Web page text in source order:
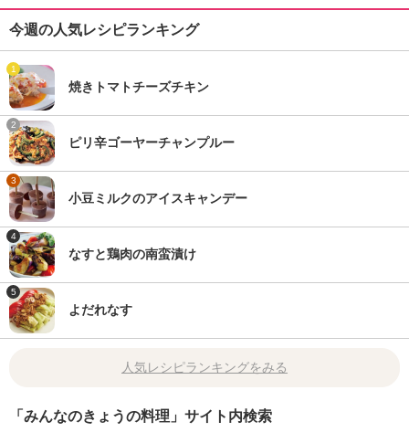
今週の人気レシピランキング
1
焼きトマトチーズチキン
2
ピリ辛ゴーヤーチャンプルー
3
小豆ミルクのアイスキャンデー
4
なすと鶏肉の南蛮漬け
5
よだれなす
人気レシピランキングをみる
「みんなのきょうの料理」サイト内検索